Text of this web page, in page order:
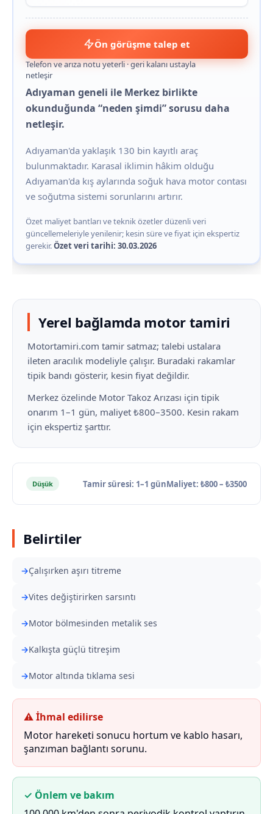
Ön görüşme talep et
Telefon ve arıza notu yeterli · geri kalanı ustayla
netleşir
Adıyaman geneli ile Merkez birlikte
okunduğunda “neden şimdi” sorusu daha
netleşir.
Adıyaman'da yaklaşık 130 bin kayıtlı araç
bulunmaktadır. Karasal iklimin hâkim olduğu
Adıyaman'da kış aylarında soğuk hava motor contası
ve soğutma sistemi sorunlarını artırır.
Özet maliyet bantları ve teknik özetler düzenli veri
güncellemeleriyle yenilenir; kesin süre ve fiyat için ekspertiz
gerekir.Özet veri tarihi: 30.03.2026
Yerel bağlamda motor tamiri
Motortamiri.com tamir satmaz; talebi ustalara
ileten aracılık modeliyle çalışır. Buradaki rakamlar
tipik bandı gösterir, kesin fiyat değildir.
Merkez özelinde Motor Takoz Arızası için tipik
onarım 1–1 gün, maliyet ₺800–3500. Kesin rakam
için ekspertiz şarttır.
Düşük Tamir süresi: 1–1 günMaliyet: ₺800 – ₺3500
Belirtiler
Çalışırken aşırı titreme
Vites değiştirirken sarsıntı
Motor bölmesinden metalik ses
Kalkışta güçlü titreşim
Motor altında tıklama sesi
⚠ İhmal edilirse
Motor hareketi sonucu hortum ve kablo hasarı,
şanzıman bağlantı sorunu.
✓ Önlem ve bakım